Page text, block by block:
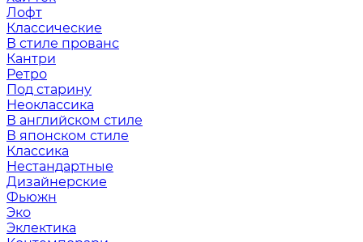
Лофт
Классические
В стиле прованс
Кантри
Ретро
Под старину
Неоклассика
В английском стиле
В японском стиле
Классика
Нестандартные
Дизайнерские
Фьюжн
Эко
Эклектика